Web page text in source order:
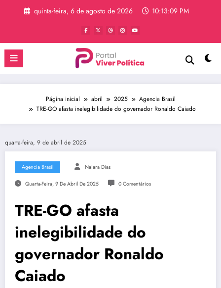
quinta-feira, 6 de agosto de 2026 10:13:09 PM
Página inicial abril 2025
Agencia Brasil
TRE-GO afasta inelegibilidade do governador Ronaldo Caiado
quarta-feira, 9 de abril de 2025
Agencia Brasil Naiara Dias
Quarta-Feira, 9 De Abril De 2025 0 Comentários
TRE-GO afasta
inelegibilidade do
governador Ronaldo
Caiado